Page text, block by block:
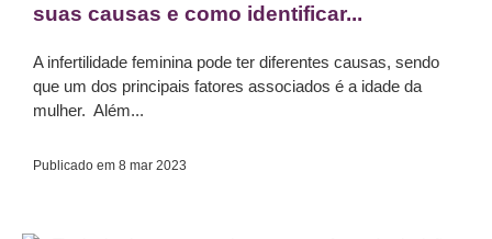
suas causas e como identificar...
A infertilidade feminina pode ter diferentes causas, sendo
que um dos principais fatores associados é a idade da
mulher. Além...
Publicado em 8 mar 2023